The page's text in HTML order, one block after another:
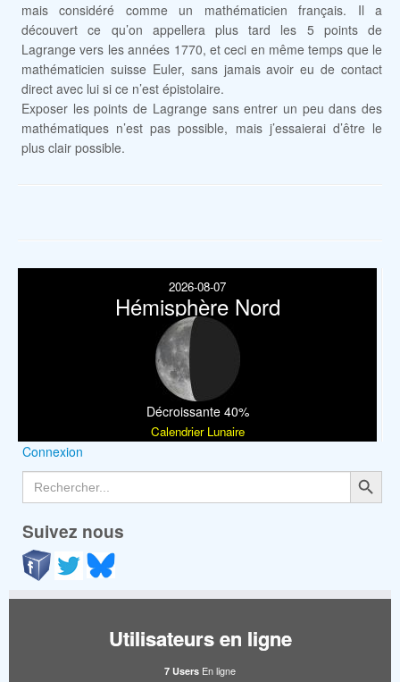
mais considéré comme un mathématicien français. Il a
découvert ce qu’on appellera plus tard les 5 points de
Lagrange vers les années 1770, et ceci en même temps que le
mathématicien suisse Euler, sans jamais avoir eu de contact
direct avec lui si ce n’est épistolaire.
Exposer les points de Lagrange sans entrer un peu dans des
mathématiques n’est pas possible, mais j’essaierai d’être le
plus clair possible.
2026-08-07
Hémisphère Nord
Décroissante 40%
Calendrier Lunaire
Connexion
Search
for:
Search Button
Suivez nous
Utilisateurs en ligne
7 Users En ligne